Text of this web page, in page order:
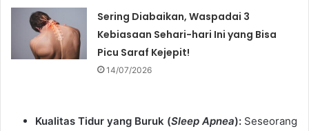
Sering Diabaikan, Waspadai 3
Kebiasaan Sehari-hari Ini yang Bisa
Picu Saraf Kejepit!
14/07/2026
Kualitas Tidur yang Buruk (Sleep Apnea): Seseorang